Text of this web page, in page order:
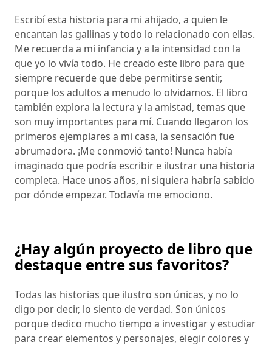
Escribí esta historia para mi ahijado, a quien le
encantan las gallinas y todo lo relacionado con ellas.
Me recuerda a mi infancia y a la intensidad con la
que yo lo vivía todo. He creado este libro para que
siempre recuerde que debe permitirse sentir,
porque los adultos a menudo lo olvidamos. El libro
también explora la lectura y la amistad, temas que
son muy importantes para mí. Cuando llegaron los
primeros ejemplares a mi casa, la sensación fue
abrumadora. ¡Me conmovió tanto! Nunca había
imaginado que podría escribir e ilustrar una historia
completa. Hace unos años, ni siquiera habría sabido
por dónde empezar. Todavía me emociono.
¿Hay algún proyecto de libro que
destaque entre sus favoritos?
Todas las historias que ilustro son únicas, y no lo
digo por decir, lo siento de verdad. Son únicos
porque dedico mucho tiempo a investigar y estudiar
para crear elementos y personajes, elegir colores y